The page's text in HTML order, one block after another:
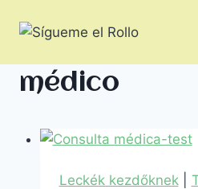
médico
Leckék kezdőknek|